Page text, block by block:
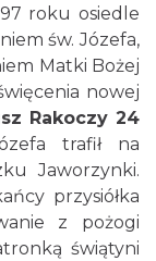
roku osiedle
św. Józefa,
Matki Bożej
nowej
Rakoczy 24
trafił na
Jaworzynki.
przysiółka
z pożogi
świątyni